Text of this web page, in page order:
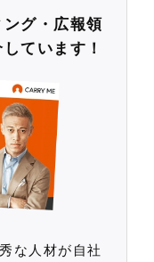
グ・広報領
ています！
な人材が自社